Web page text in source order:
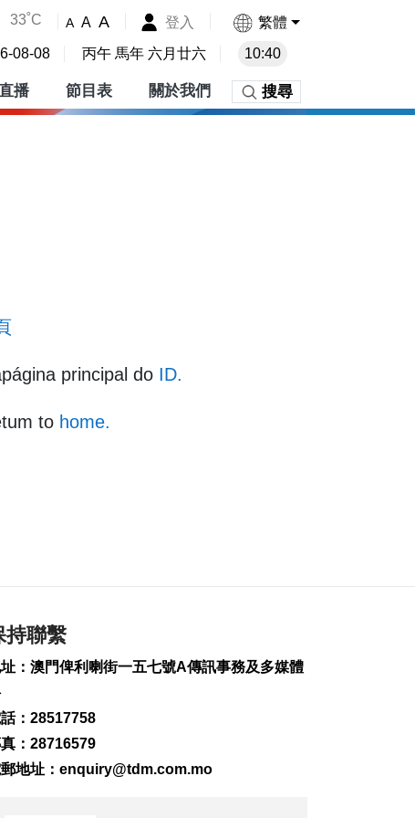
33˚C A A A 登入 繁體
08-08 丙午 馬年 六月廿六 10:40
播 節目表 關於我們 搜尋
principal do ID.
to home.
持聯繫
：澳門俾利喇街一五七號A傳訊事務及多媒體
：28517758
：28716579
地址： enquiry@tdm.com.mo